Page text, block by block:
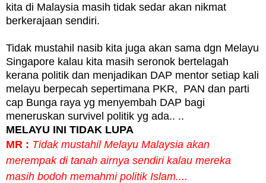
kita di Malaysia masih tidak sedar akan nikmat
berkerajaan sendiri.
Tidak mustahil nasib kita juga akan sama dgn Melayu
Singapore kalau kita masih seronok bertelagah
kerana politik dan menjadikan DAP mentor setiap kali
melayu berpecah sepertimana PKR, PAN dan parti
cap Bunga raya yg menyembah DAP bagi
meneruskan survivel politik yg ada.. ..
MELAYU INI TIDAK LUPA
MR : Tidak mustahil Melayu Malaysia akan
merempak di tanah airnya sendiri kalau mereka
masih bodoh memahmi politik Islam....